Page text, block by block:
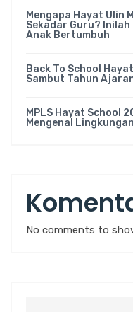
Mengapa Hayat Ulin
Sekadar Guru?
Anak Bertumbuh
Back To School
Sambut Tahun
MPLS Hayat School
Mengenal
No comments to